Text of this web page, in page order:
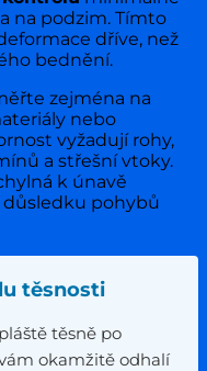
na podzim. Tímto
dříve, než
bednění.
zejména na
nebo
vyžadují rohy,
a střešní vtoky.
k únavě
pohybů
těsnosti
těsně po
okamžitě odhalí